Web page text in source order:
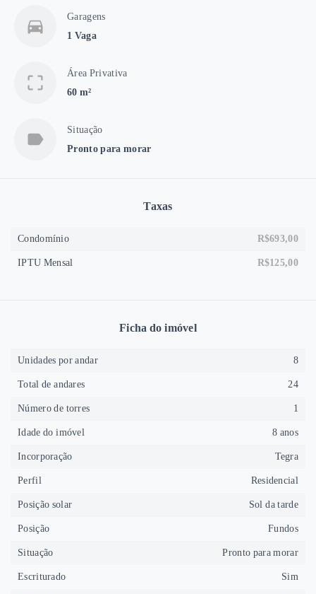
Garagens
1 Vaga
Área Privativa
60 m²
Situação
Pronto para morar
Taxas
Condomínio R$693,00
IPTU Mensal R$125,00
Ficha do imóvel
Unidades por andar 8
Total de andares 24
Número de torres 1
Idade do imóvel 8 anos
Incorporação Tegra
Perfil Residencial
Posição solar Sol da tarde
Posição Fundos
Situação Pronto para morar
Escriturado Sim